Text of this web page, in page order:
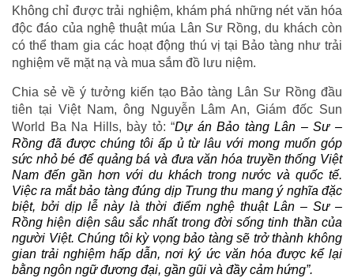
Không chỉ được trải nghiệm, khám phá những nét văn hóa
độc đáo của nghệ thuật múa Lân Sư Rồng, du khách còn
có thể tham gia các hoạt động thú vị tại Bảo tàng như trải
nghiệm vẽ mặt nạ và mua sắm đồ lưu niệm.
Chia sẻ về ý tưởng kiến tạo Bảo tàng Lân Sư Rồng đầu
tiên tại Việt Nam, ông Nguyễn Lâm An, Giám đốc Sun
World Ba Na Hills, bày tỏ: “Dự án Bảo tàng Lân – Sư –
Rồng đã được chúng tôi ấp ủ từ lâu với mong muốn góp
sức nhỏ bé để quảng bá và đưa văn hóa truyền thống Việt
Nam đến gần hơn với du khách trong nước và quốc tế.
Việc ra mắt bảo tàng đúng dịp Trung thu mang ý nghĩa đặc
biệt, bởi dịp lễ này là thời điểm nghệ thuật Lân – Sư –
Rồng hiện diện sâu sắc nhất trong đời sống tinh thần của
người Việt. Chúng tôi kỳ vọng bảo tàng sẽ trở thành không
gian trải nghiệm hấp dẫn, nơi ký ức văn hóa được kể lại
bằng ngôn ngữ đương đại, gần gũi và đầy cảm hứng”.